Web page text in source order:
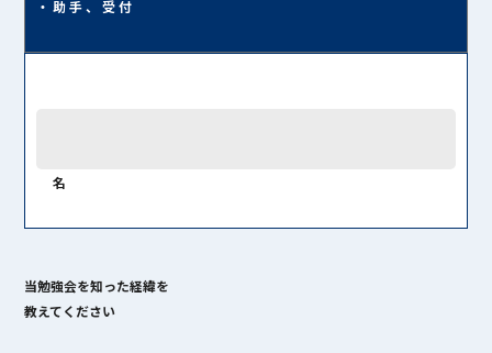
・助手、受付
名
当勉強会を知った経緯を
教えてください